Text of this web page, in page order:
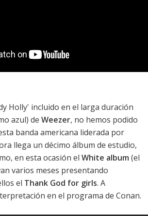
Holly' incluido en el larga duración
azul) de Weezer, no hemos podido
banda americana liderada por
llega un décimo álbum de estudio,
en esta ocasión el White album (el
varios meses presentando
el Thank God for girls. A
en el programa de Conan.